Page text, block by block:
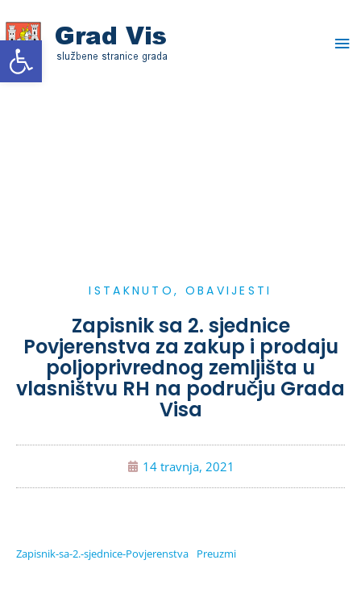
Open toolbar
to
content
ISTAKNUTO, OBAVIJESTI
Zapisnik sa 2. sjednice
Povjerenstva za zakup i prodaju
poljoprivrednog zemljišta u
vlasništvu RH na području Grada
Visa
14 travnja, 2021
Zapisnik-sa-2.-sjednice-Povjerenstva Preuzmi